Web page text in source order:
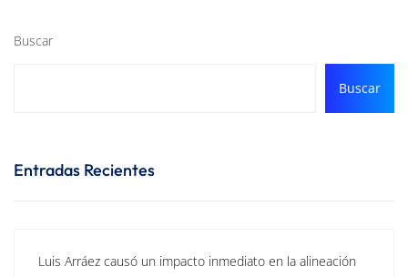
Buscar
Buscar
Entradas Recientes
Luis Arráez causó un impacto inmediato en la alineación